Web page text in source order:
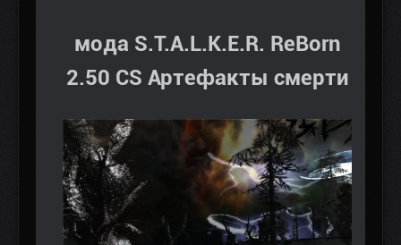
мода S.T.A.L.K.E.R. ReBorn
2.50 CS Артефакты смерти